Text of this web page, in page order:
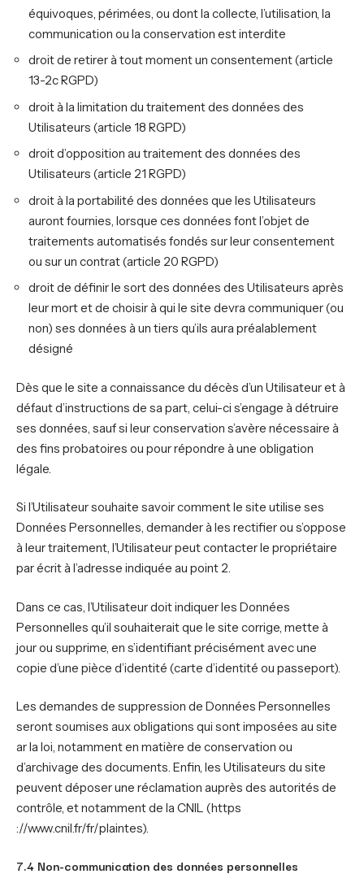
équivoques, périmées, ou dont la collecte, l’utilisation, la
communication ou la conservation est interdite
droit de retirer à tout moment un consentement (article
13-2c RGPD)
droit à la limitation du traitement des données des
Utilisateurs (article 18 RGPD)
droit d’opposition au traitement des données des
Utilisateurs (article 21 RGPD)
droit à la portabilité des données que les Utilisateurs
auront fournies, lorsque ces données font l’objet de
traitements automatisés fondés sur leur consentement
ou sur un contrat (article 20 RGPD)
droit de définir le sort des données des Utilisateurs après
leur mort et de choisir à qui le site devra communiquer (ou
non) ses données à un tiers qu’ils aura préalablement
désigné
Dès que le site a connaissance du décès d’un Utilisateur et à
défaut d’instructions de sa part, celui-ci s’engage à détruire
ses données, sauf si leur conservation s’avère nécessaire à
des fins probatoires ou pour répondre à une obligation
légale.
Si l’Utilisateur souhaite savoir comment le site utilise ses
Données Personnelles, demander à les rectifier ou s’oppose
à leur traitement, l’Utilisateur peut contacter le propriétaire
par écrit à l’adresse indiquée au point 2.
Dans ce cas, l’Utilisateur doit indiquer les Données
Personnelles qu’il souhaiterait que le site corrige, mette à
jour ou supprime, en s’identifiant précisément avec une
copie d’une pièce d’identité (carte d’identité ou passeport).
Les demandes de suppression de Données Personnelles
seront soumises aux obligations qui sont imposées au site
ar la loi, notamment en matière de conservation ou
d’archivage des documents. Enfin, les Utilisateurs du site
peuvent déposer une réclamation auprès des autorités de
contrôle, et notamment de la CNIL (https
://www.cnil.fr/fr/plaintes).
7.4 Non-communication des données personnelles